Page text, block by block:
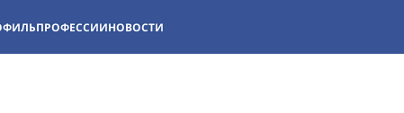
ПРОФЕССИИНОВОСТИ